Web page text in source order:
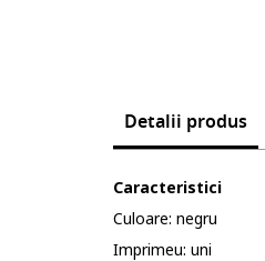
Detalii produs
Caracteristici
Culoare: negru
Imprimeu: uni